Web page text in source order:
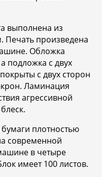
выполнена из
Печать произведена
Обложка
подложка с двух
с двух сторон
Ламинация
агрессивной
плотностью
современной
в четыре
имеет 100 листов.